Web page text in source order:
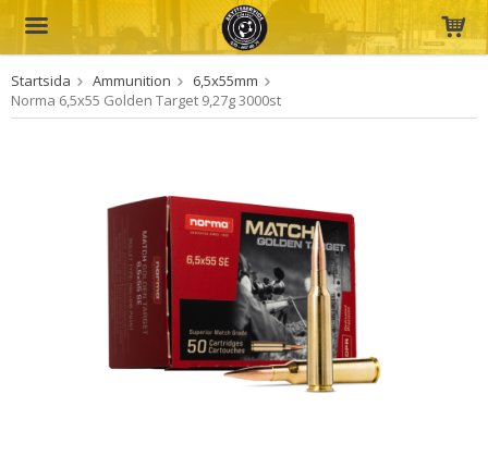
Produkten har blivit tillagd i varukorgen
Startsida Ammunition
6,5x55mm
Norma 6,5x55 Golden Target 9,27g 3000st